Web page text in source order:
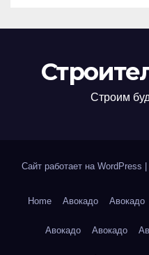
Строим
Сайт работает на WordPress
Home Авокадо Авокадо
Авокадо Авокадо